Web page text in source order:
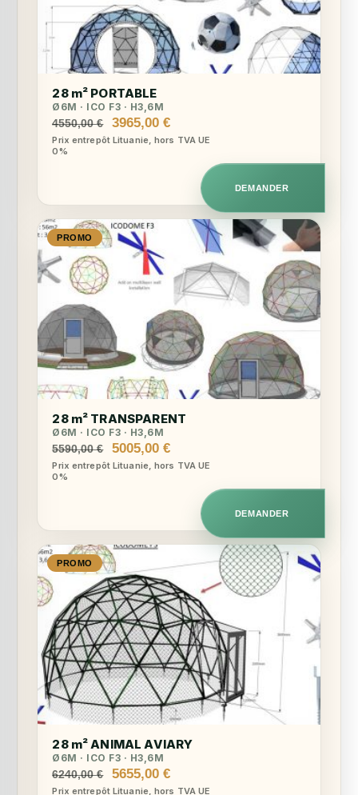
28 m² PORTABLE
Ø6M · ICO F3 · H3,6M
4550,00€
Le
prix
3965,00€Le
prix
3965,00 €.
Prix entrepôt Lituanie, hors TVA UE
0%
DEMANDER
PROMO
28 m² TRANSPARENT
Ø6M · ICO F3 · H3,6M
5590,00€
Le
prix
5005,00€Le
prix
5005,00 €.
Prix entrepôt Lituanie, hors TVA UE
0%
DEMANDER
PROMO
28 m² ANIMAL AVIARY
Ø6M · ICO F3 · H3,6M
6240,00€
Le
prix
5655,00€Le
prix
Prix entrepôt Lituanie, hors TVA UE